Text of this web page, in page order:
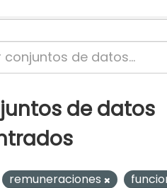
de datos
remuneraciones